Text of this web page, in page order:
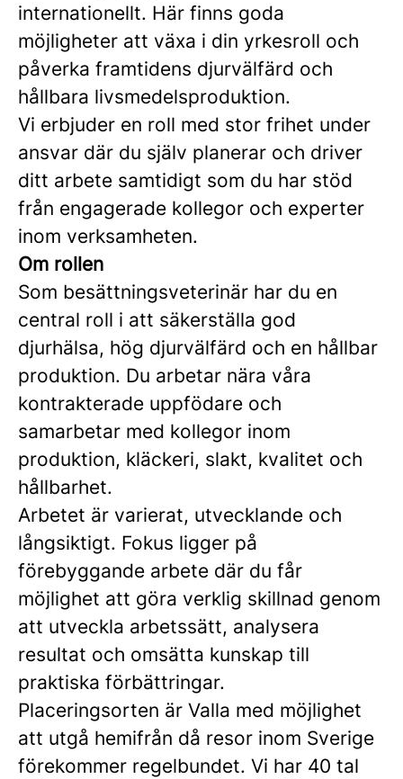
internationellt. Här finns goda
möjligheter att växa i din yrkesroll och
påverka framtidens djurvälfärd och
hållbara livsmedelsproduktion.
Vi erbjuder en roll med stor frihet under
ansvar där du själv planerar och driver
ditt arbete samtidigt som du har stöd
från engagerade kollegor och experter
inom verksamheten.
Om rollen
Som besättningsveterinär har du en
central roll i att säkerställa god
djurhälsa, hög djurvälfärd och en hållbar
produktion. Du arbetar nära våra
kontrakterade uppfödare och
samarbetar med kollegor inom
produktion, kläckeri, slakt, kvalitet och
hållbarhet.
Arbetet är varierat, utvecklande och
långsiktigt. Fokus ligger på
förebyggande arbete där du får
möjlighet att göra verklig skillnad genom
att utveckla arbetssätt, analysera
resultat och omsätta kunskap till
praktiska förbättringar.
Placeringsorten är Valla med möjlighet
att utgå hemifrån då resor inom Sverige
förekommer regelbundet. Vi har 40 tal